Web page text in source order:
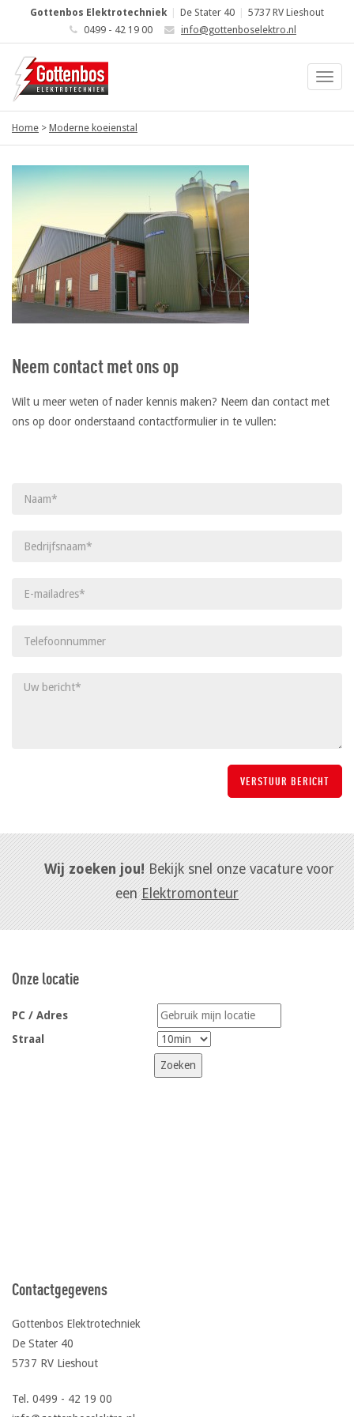
Gottenbos Elektrotechniek De Stater 40
5737 RV Lieshout
0499 - 42 19 00
info@gottenboselektro.nl
Home > Moderne koeienstal
Neem contact met ons op
Wilt u meer weten of nader kennis maken? Neem dan contact met
ons op door onderstaand contactformulier in te vullen:
Wij zoeken jou!Bekijk snel onze vacature voor
eenElektromonteur
Onze locatie
PC / Adres
Straal
Contactgegevens
Gottenbos Elektrotechniek
De Stater 40
5737 RV Lieshout
Tel. 0499 - 42 19 00